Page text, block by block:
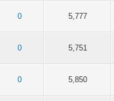
0 5,777
0 5,751
0 5,850